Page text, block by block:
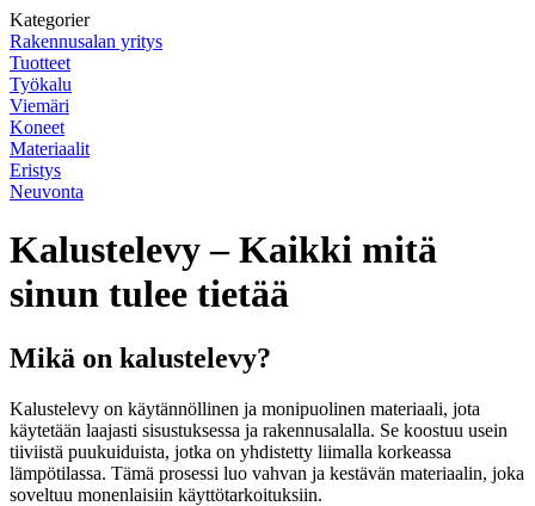
Kategorier
Rakennusalan yritys
Tuotteet
Työkalu
Viemäri
Koneet
Materiaalit
Eristys
Neuvonta
Kalustelevy – Kaikki mitä
sinun tulee tietää
Mikä on kalustelevy?
Kalustelevy on käytännöllinen ja monipuolinen materiaali, jota
käytetään laajasti sisustuksessa ja rakennusalalla. Se koostuu usein
tiiviistä puukuiduista, jotka on yhdistetty liimalla korkeassa
lämpötilassa. Tämä prosessi luo vahvan ja kestävän materiaalin, joka
soveltuu monenlaisiin käyttötarkoituksiin.